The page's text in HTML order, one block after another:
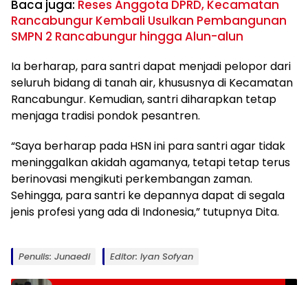
Baca juga: Reses Anggota DPRD, Kecamatan
Rancabungur Kembali Usulkan Pembangunan
SMPN 2 Rancabungur hingga Alun-alun
Ia berharap, para santri dapat menjadi pelopor dari
seluruh bidang di tanah air, khususnya di Kecamatan
Rancabungur. Kemudian, santri diharapkan tetap
menjaga tradisi pondok pesantren.
“Saya berharap pada HSN ini para santri agar tidak
meninggalkan akidah agamanya, tetapi tetap terus
berinovasi mengikuti perkembangan zaman.
Sehingga, para santri ke depannya dapat di segala
jenis profesi yang ada di Indonesia,” tutupnya Dita.
Penulis: Junaedi Editor: Iyan Sofyan